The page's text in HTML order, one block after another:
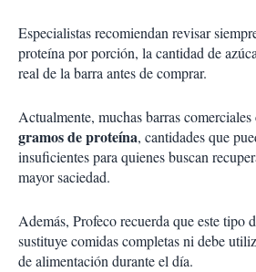
Especialistas recomiendan revisar
proteína por porción, la cantidad de
real de la barra antes de comprar.
Actualmente, muchas barras comerciales
gramos de proteína, cantidades que
insuficientes para quienes buscan
mayor saciedad.
Además, Profeco recuerda que este tipo
sustituye comidas completas ni debe
de alimentación durante el día.